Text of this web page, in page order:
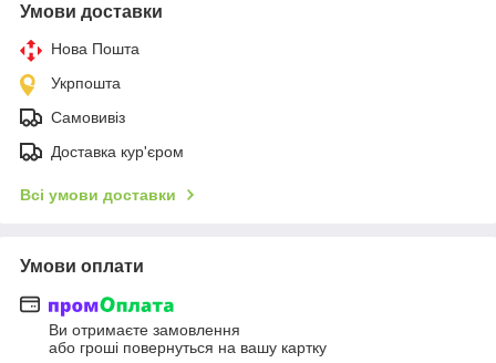
Умови доставки
Нова Пошта
Укрпошта
Самовивіз
Доставка кур'єром
Всі умови доставки
Умови оплати
Ви отримаєте замовлення
або гроші повернуться на вашу картку